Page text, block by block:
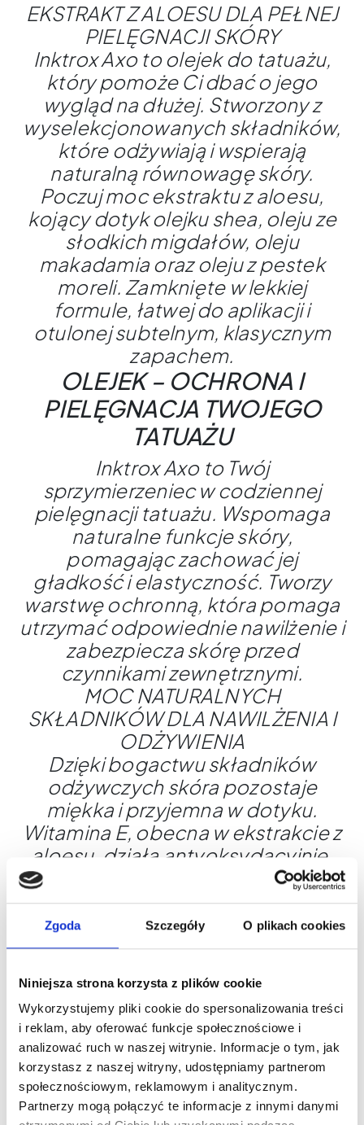
Zgoda Szczegóły O plikach cookies
Niniejsza strona korzysta z plików cookie
Wykorzystujemy pliki cookie do spersonalizowania treści
i reklam, aby oferować funkcje społecznościowe i
analizować ruch w naszej witrynie. Informacje o tym, jak
korzystasz z naszej witryny, udostępniamy partnerom
społecznościowym, reklamowym i analitycznym.
Partnerzy mogą połączyć te informacje z innymi danymi
EKSTRAKT Z ALOESU DLA PEŁNEJ
PIELĘGNACJI SKÓRY
Inktrox Axo to olejek do tatuażu,
który pomoże Ci dbać o jego
wygląd na dłużej. Stworzony z
wyselekcjonowanych składników,
które odżywiają i wspierają
naturalną równowagę skóry.
Poczuj moc ekstraktu z aloesu,
kojący dotyk olejku shea, oleju ze
słodkich migdałów, oleju
makadamia oraz oleju z pestek
moreli. Zamknięte w lekkiej
formule, łatwej do aplikacji i
otulonej subtelnym, klasycznym
zapachem.
OLEJEK – OCHRONA I
PIELĘGNACJA TWOJEGO
TATUAŻU
Inktrox Axo to Twój
sprzymierzeniec w codziennej
pielęgnacji tatuażu. Wspomaga
naturalne funkcje skóry,
pomagając zachować jej
gładkość i elastyczność. Tworzy
warstwę ochronną, która pomaga
utrzymać odpowiednie nawilżenie i
zabezpiecza skórę przed
czynnikami zewnętrznymi.
MOC NATURALNYCH
SKŁADNIKÓW DLA NAWILŻENIA I
ODŻYWIENIA
Dzięki bogactwu składników
odżywczych skóra pozostaje
miękka i przyjemna w dotyku.
Witamina E, obecna w ekstrakcie z
aloesu, działa antyoksydacyjnie,
wspiera barierę ochronną skóry i
pomaga utrzymać jej zdrowy
wygląd. Regularne stosowanie
olejku podkreśli intensywność
pozostanie zadbana każdego
dnia.
NATURALNY SKŁAD DLA
NAJLEPSZEJ PIELĘGNACJI
Inktrox Axo składa się wyłącznie z